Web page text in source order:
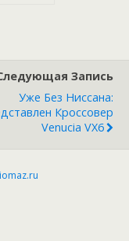
Запись
Уже Без Ниссана:
Кроссовер
Venucia VX6